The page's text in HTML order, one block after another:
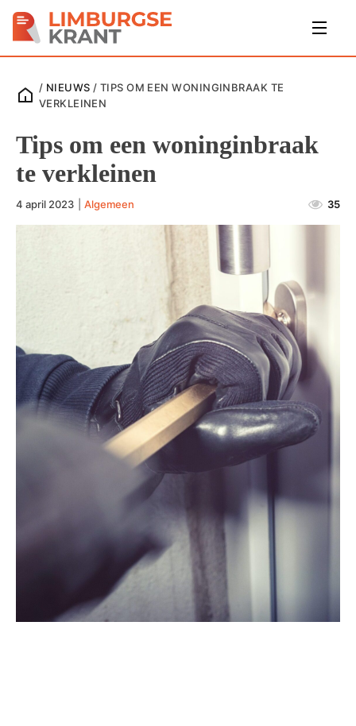
/ NIEUWS / TIPS OM EEN WONINGINBRAAK TE
VERKLEINEN
Tips om een woninginbraak
te verkleinen
4 april 2023 Algemeen 35